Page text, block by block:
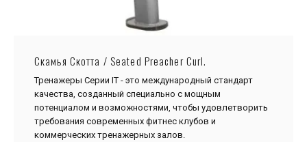
Скамья Скотта / Seated Preacher Curl.
Тренажеры Серии IТ - это международный стандарт
качества, созданный специально с мощным
потенциалом и возможностями, чтобы удовлетворить
требования современных фитнес клубов и
коммерческих тренажерных залов.